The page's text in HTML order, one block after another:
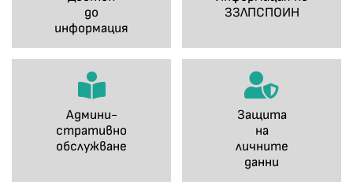
до
информация
ЗЗЛПСПОИН
Админи-
стративно
обслужване
Защита
на
личните
данни